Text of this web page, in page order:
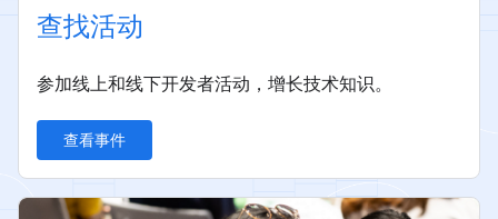
查找活动
参加线上和线下开发者活动，增长技术知识。
查看事件